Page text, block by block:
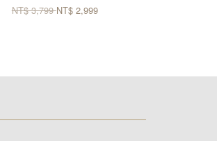
NT$ 3,799NT$ 2,999